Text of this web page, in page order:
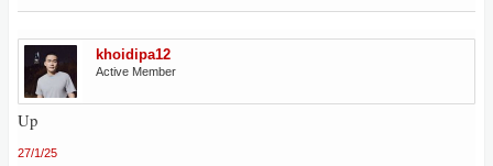
khoidipa12
Active Member
Up
27/1/25